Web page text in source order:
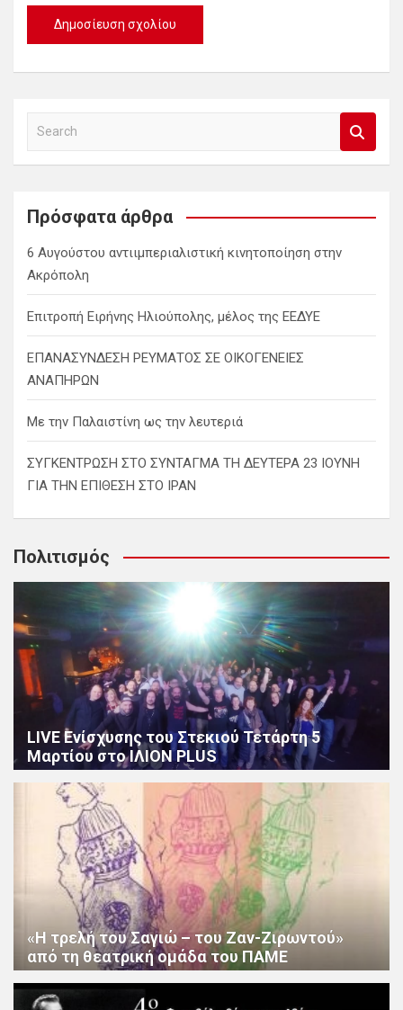
a
c
Πρόσφατα άρθρα
6 Αυγούστου αντιιμπεριαλιστική κινητοποίηση στην
Ακρόπολη
Επιτροπή Ειρήνης Ηλιούπολης, μέλος της ΕΕΔΥΕ
ΕΠΑΝΑΣΥΝΔΕΣΗ ΡΕΥΜΑΤΟΣ ΣΕ ΟΙΚΟΓΕΝΕΙΕΣ
ΑΝΑΠΗΡΩΝ
Με την Παλαιστίνη ως την λευτεριά
ΣΥΓΚΕΝΤΡΩΣΗ ΣΤΟ ΣΥΝΤΑΓΜΑ ΤΗ ΔΕΥΤΕΡΑ 23 ΙΟΥΝΗ
ΓΙΑ ΤΗΝ ΕΠΙΘΕΣΗ ΣΤΟ ΙΡΑΝ
Πολιτισμός
LIVE Ενίσχυσης του Στεκιού Τετάρτη 5
Μαρτίου στο ΙΛΙΟΝ PLUS
«Η τρελή του Σαγιώ – του Ζαν-Ζιρωντού»
από τη θεατρική ομάδα του ΠΑΜΕ